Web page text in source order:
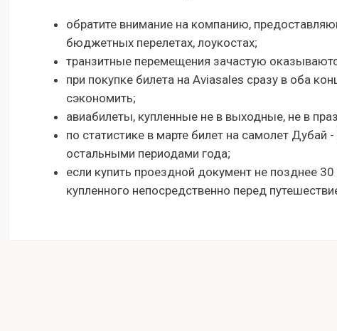
обратите внимание на компанию,
бюджетных перелетах, лоукостах;
транзитные перемещения зачастую
при покупке билета на Aviasales сразу в оба
сэкономить;
авиабилеты, купленные не в выходные, не в
по статистике в марте билет на самолет
остальными периодами года;
если купить проездной документ не позднее
купленного непосредственно перед